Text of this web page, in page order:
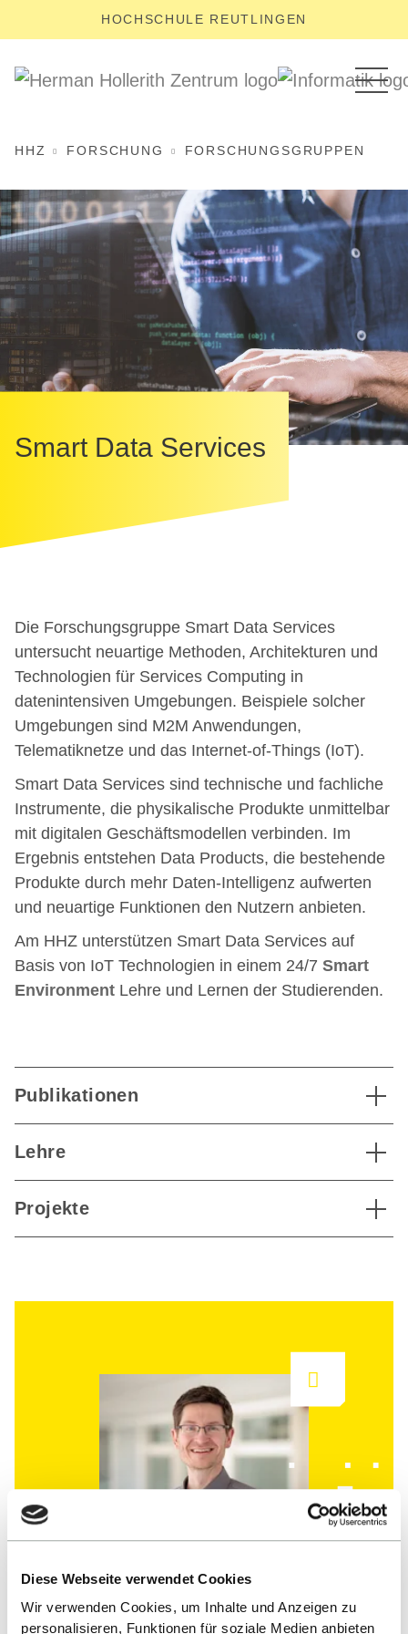
Diese Webseite verwendet Cookies
Wir verwenden Cookies, um Inhalte und Anzeigen zu
personalisieren, Funktionen für soziale Medien anbieten
HOCHSCHULE REUTLINGEN
HHZ FORSCHUNG FORSCHUNGSGRUPPEN
Smart Data Services
Die Forschungsgruppe Smart Data Services
untersucht neuartige Methoden, Architekturen und
Technologien für Services Computing in
datenintensiven Umgebungen. Beispiele solcher
Umgebungen sind M2M Anwendungen,
Telematiknetze und das Internet-of-Things (IoT).
Smart Data Services sind technische und fachliche
Instrumente, die physikalische Produkte unmittelbar
mit digitalen Geschäftsmodellen verbinden. Im
Ergebnis entstehen Data Products, die bestehende
Produkte durch mehr Daten-Intelligenz aufwerten
und neuartige Funktionen den Nutzern anbieten.
Am HHZ unterstützen Smart Data Services auf
Basis von IoT Technologien in einem 24/7 Smart
Environment Lehre und Lernen der Studierenden.
Publikationen
Lehre
Projekte
Ansprechpartner